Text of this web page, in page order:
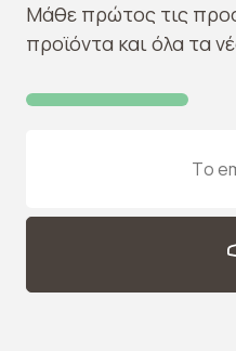
Μάθε πρώτος τις
προϊόντα και όλα τα